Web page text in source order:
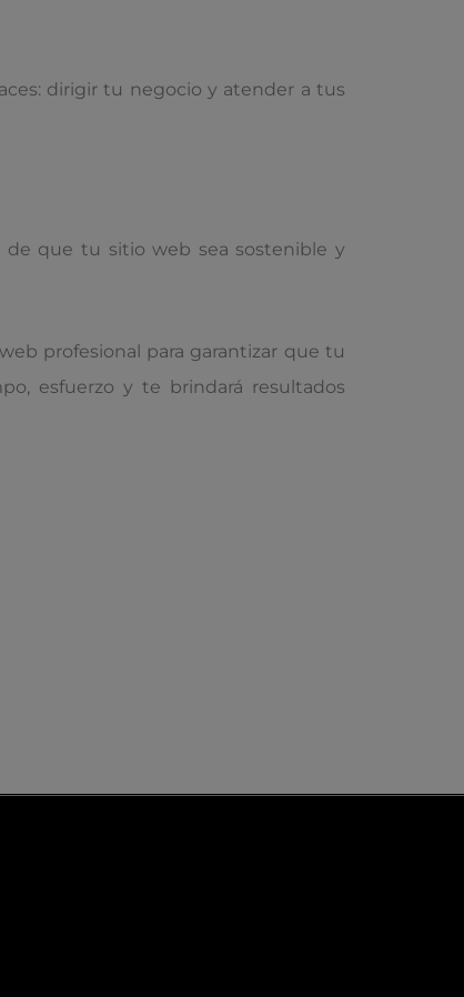
dirigir tu negocio y atender a tus
de que tu sitio web sea sostenible y
profesional para garantizar que tu
esfuerzo y te brindará resultados